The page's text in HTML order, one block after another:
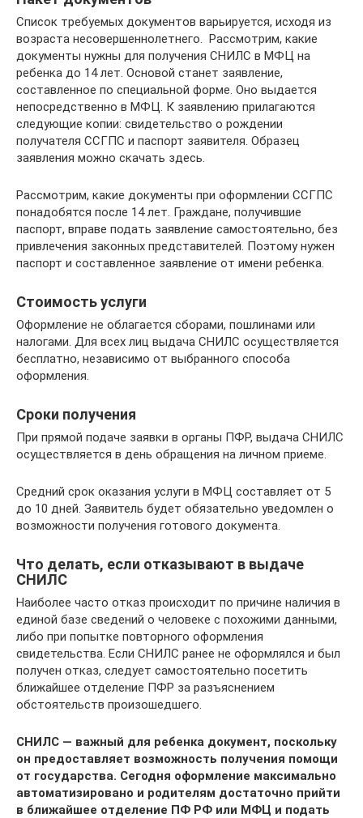
Список требуемых документов варьируется, исходя из
возраста несовершеннолетнего. Рассмотрим, какие
документы нужны для получения СНИЛС в МФЦ на
ребенка до 14 лет. Основой станет заявление,
составленное по специальной форме. Оно выдается
непосредственно в МФЦ. К заявлению прилагаются
следующие копии: свидетельство о рождении
получателя ССГПС и паспорт заявителя. Образец
заявления можно скачать здесь.
Рассмотрим, какие документы при оформлении ССГПС
понадобятся после 14 лет. Граждане, получившие
паспорт, вправе подать заявление самостоятельно, без
привлечения законных представителей. Поэтому нужен
паспорт и составленное заявление от имени ребенка.
Стоимость услуги
Оформление не облагается сборами, пошлинами или
налогами. Для всех лиц выдача СНИЛС осуществляется
бесплатно, независимо от выбранного способа
оформления.
Сроки получения
При прямой подаче заявки в органы ПФР, выдача СНИЛС
осуществляется в день обращения на личном приеме.
Средний срок оказания услуги в МФЦ составляет от 5
до 10 дней. Заявитель будет обязательно уведомлен о
возможности получения готового документа.
Что делать, если отказывают в выдаче
СНИЛС
Наиболее часто отказ происходит по причине наличия в
единой базе сведений о человеке с похожими данными,
либо при попытке повторного оформления
свидетельства. Если СНИЛС ранее не оформлялся и был
получен отказ, следует самостоятельно посетить
ближайшее отделение ПФР за разъяснением
обстоятельств произошедшего.
СНИЛС — важный для ребенка документ, поскольку
он предоставляет возможность получения помощи
от государства. Сегодня оформление максимально
автоматизировано и родителям достаточно прийти
в ближайшее отделение ПФ РФ или МФЦ и подать